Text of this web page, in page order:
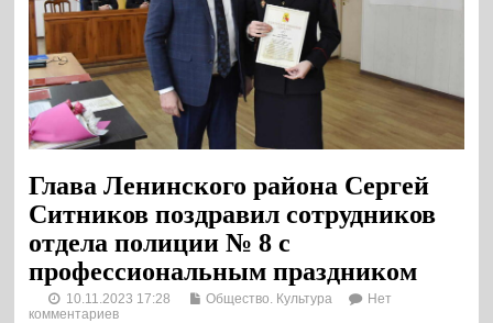
Глава Ленинского района Сергей
Ситников поздравил сотрудников
отдела полиции № 8 с
профессиональным праздником
10.11.2023 17:28 Общество. Культура
Нет
комментариев